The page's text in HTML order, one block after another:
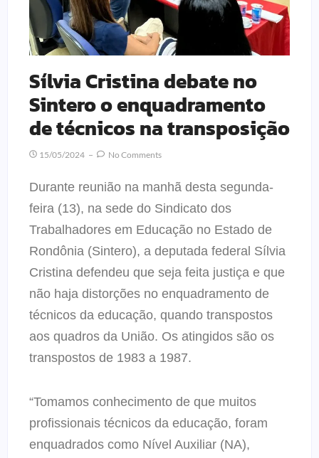
Sílvia Cristina debate no
Sintero o enquadramento
de técnicos na transposição
15/05/2024 No Comments
Durante reunião na manhã desta segunda-
feira (13), na sede do Sindicato dos
Trabalhadores em Educação no Estado de
Rondônia (Sintero), a deputada federal Sílvia
Cristina defendeu que seja feita justiça e que
não haja distorções no enquadramento de
técnicos da educação, quando transpostos
aos quadros da União. Os atingidos são os
transpostos de 1983 a 1987.
“Tomamos conhecimento de que muitos
profissionais técnicos da educação, foram
enquadrados como Nível Auxiliar (NA),